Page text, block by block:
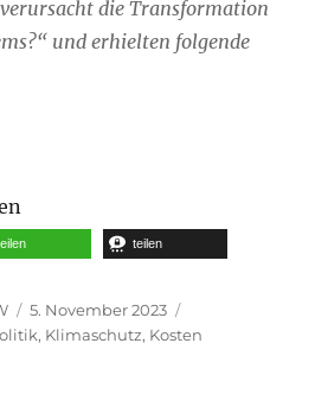
verursacht die Transformation
und erhielten folgende
teilen
Veröffentlicht
am
5. November 2023
, Klimaschutz, Kosten